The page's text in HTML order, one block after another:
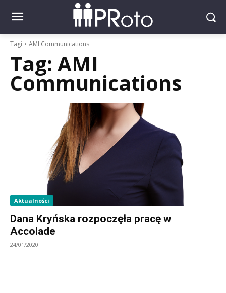
Tagi AMI Communications
Tag: AMI
Communications
Aktualności
Dana Kryńska rozpoczęła pracę w
Accolade
24/01/2020